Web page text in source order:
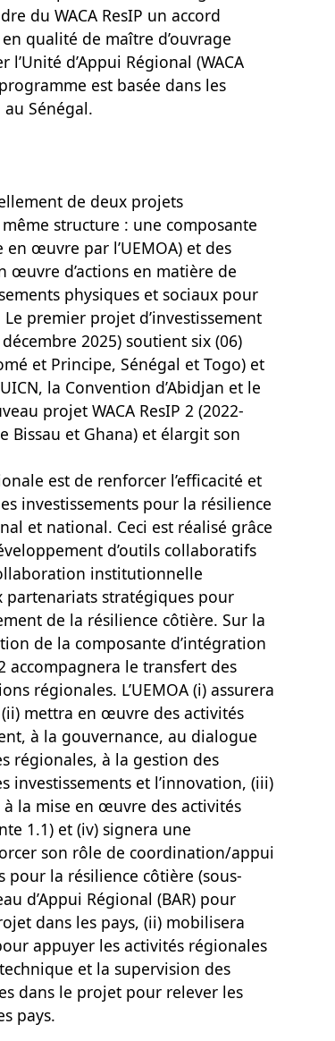
du WACA ResIP un accord
qualité de maître d’ouvrage
d’Appui Régional (WACA
est basée dans les
Sénégal.
de deux projets
même structure : une composante
œuvre par l’UEMOA) et des
œuvre d’actions en matière de
physiques et sociaux pour
premier projet d’investissement
2025) soutient six (06)
et Principe, Sénégal et Togo) et
la Convention d’Abidjan et le
projet WACA ResIP 2 (2022-
Bissau et Ghana) et élargit son
est de renforcer l’efficacité et
investissements pour la résilience
et national. Ceci est réalisé grâce
d’outils collaboratifs
institutionnelle
stratégiques pour
de la résilience côtière. Sur la
de la composante d’intégration
accompagnera le transfert des
régionales. L’UEMOA (i) assurera
mettra en œuvre des activités
à la gouvernance, au dialogue
régionales, à la gestion des
investissements et l’innovation, (iii)
la mise en œuvre des activités
1.1) et (iv) signera une
son rôle de coordination/appui
la résilience côtière (sous-
d’Appui Régional (BAR) pour
dans les pays, (ii) mobilisera
appuyer les activités régionales
et la supervision des
dans le projet pour relever les
pays.